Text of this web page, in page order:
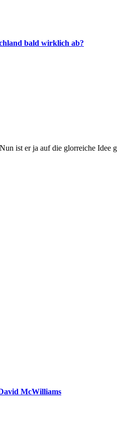
bald wirklich ab?
ist er ja auf die glorreiche
McWilliams